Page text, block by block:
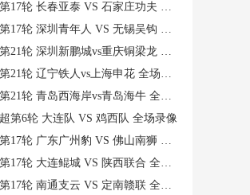
轮 长春亚泰 VS 石家庄功夫 全场录像
轮 深圳青年人 VS 无锡吴钩 全场录像
轮 深圳新鹏城vs重庆铜梁龙 全场录像
轮 辽宁铁人vs上海申花 全场录像
轮 青岛西海岸vs青岛海牛 全场录像
第6轮 大连队 VS 鸡西队 全场录像
轮 广东广州豹 VS 佛山南狮 全场录像
轮 大连鲲城 VS 陕西联合 全场录像
轮 南通支云 VS 定南赣联 全场录像